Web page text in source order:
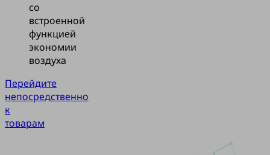
со
встроенной
функцией
экономии
воздуха
Перейдите
непосредственно
к
товарам